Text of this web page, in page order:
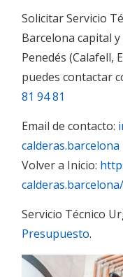
Solicitar Servicio
Barcelona capital
Penedés (Calafell,
puedes contactar
81 94 81
Email de contacto:
calderas.barcelona
Volver a Inicio:
calderas.barcelona/
Servicio Técnico
Presupuesto.